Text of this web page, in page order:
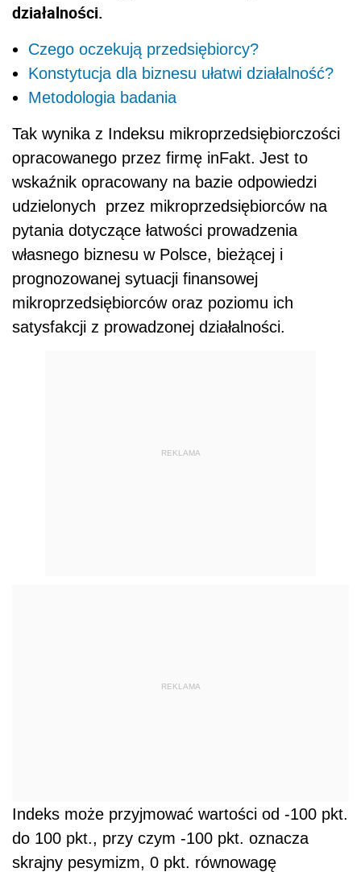
działalności.
Czego oczekują przedsiębiorcy?
Konstytucja dla biznesu ułatwi działalność?
Metodologia badania
Tak wynika z Indeksu mikroprzedsiębiorczości
opracowanego przez firmę inFakt. Jest to
wskaźnik opracowany na bazie odpowiedzi
udzielonych przez mikroprzedsiębiorców na
pytania dotyczące łatwości prowadzenia
własnego biznesu w Polsce, bieżącej i
prognozowanej sytuacji finansowej
mikroprzedsiębiorców oraz poziomu ich
satysfakcji z prowadzonej działalności.
REKLAMA
REKLAMA
Indeks może przyjmować wartości od -100 pkt.
do 100 pkt., przy czym -100 pkt. oznacza
skrajny pesymizm, 0 pkt. równowagę